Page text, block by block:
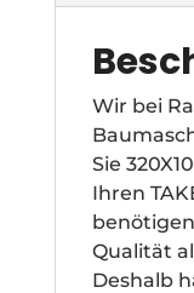
Wir bei
Sie
Ihren
Qualität
Deshalb